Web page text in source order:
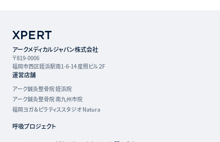
アークメディカルジャパン株式会社
〒819-0006
福岡市西区姪浜駅南1-6-14 産照ビル２F
運営店舗
アーク鍼灸整骨院 姪浜院
アーク鍼灸整骨院 南九州市院
福岡ヨガ＆ピラティススタジオ Natura
呼吸プロジェクト